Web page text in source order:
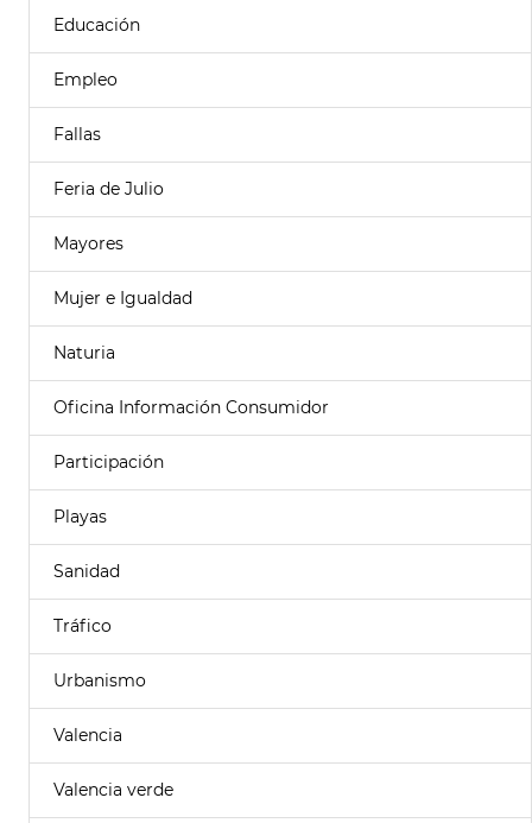
Educación
Empleo
Fallas
Feria de Julio
Mayores
Mujer e Igualdad
Naturia
Oficina Información Consumidor
Participación
Playas
Sanidad
Tráfico
Urbanismo
Valencia
Valencia verde